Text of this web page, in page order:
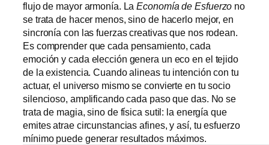
flujo de mayor armonía. LaEconomía de Esfuerzo no
se trata de hacer menos, sino de hacerlo mejor, en
sincronía con las fuerzas creativas que nos rodean.
Es comprender que cada pensamiento, cada
emoción y cada elección genera un eco en el tejido
de la existencia. Cuando alineas tu intención con tu
actuar, el universo mismo se convierte en tu socio
silencioso, amplificando cada paso que das. No se
trata de magia, sino de física sutil: la energía que
emites atrae circunstancias afines, y así, tu esfuerzo
mínimo puede generar resultados máximos.